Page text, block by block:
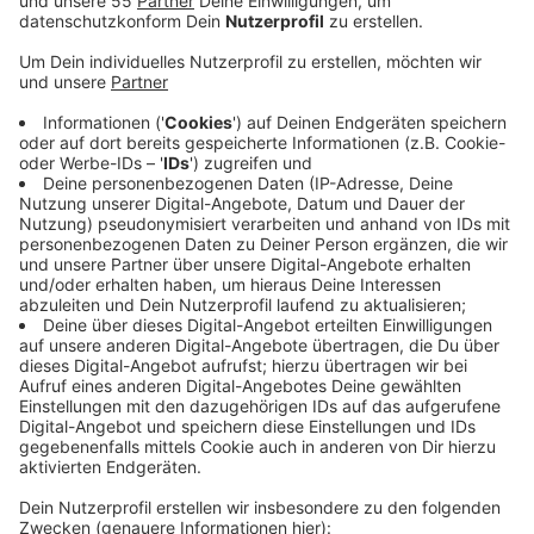
Veröffentlicht:Montag, 21.03.2022 10:25
Anzeige
Mit dem Blick von oben können Felder abgeflogen und
kontrolliert werden, ob sich Rehkitze im hohen Gras
verstecken bzw. von ihrer Rehwild-Mutter abgelegt
wurden. Die Experten der Kreisjägerschaft Kleve
bergen ein gefundenes Kitz dann fachmännisch und
legen es an den Rand von zu mähenden Flächen ab. Ein
Beobachter vor Ort kann sich dann noch versichern,
dass das Kitz von seiner Mutter wieder "abgeholt"
wird. Im vergangenen Jahr konnten dadurch rund 100
Rehkitze gerettet werden. Über ein Formular können
Landwirte ihre zu mähenden Flächen vorher anmelden.
Weitere Informationen erhalten Sie hier!